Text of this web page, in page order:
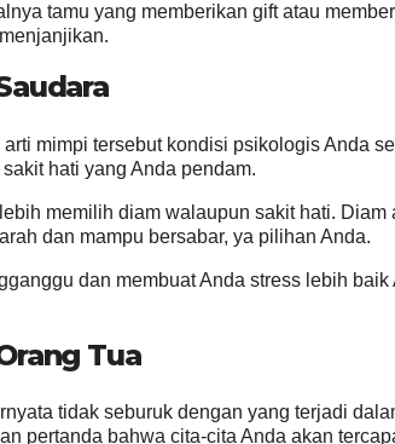
tamu yang memberikan gift atau
mimpi tersebut kondisi psikologis Anda
hati yang Anda pendam.
memilih diam walaupun sakit hati. Diam
dan mampu bersabar, ya pilihan Anda.
dan membuat Anda stress lebih baik
Tua
tidak seburuk dengan yang terjadi
pertanda bahwa cita-cita Anda akan